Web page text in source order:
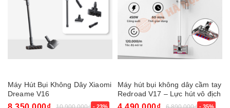
Máy Hút Bụi Không Dây Xiaomi
Dreame V16
- 23%
Máy hút bụi không dây cầm tay
Redroad V17 – Lực hút vô địch
- 35%